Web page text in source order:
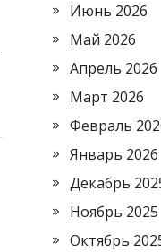
Июнь 2026
Май 2026
Апрель 2026
Март 2026
Февраль
Январь 2026
Декабрь
Ноябрь 2025
Октябрь